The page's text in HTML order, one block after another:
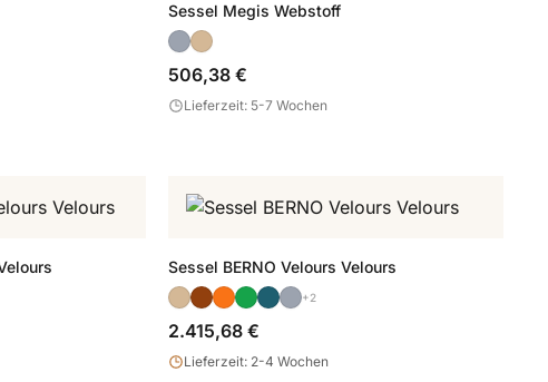
Sessel Megis Webstoff
506,38 €
Lieferzeit: 5-7 Wochen
Sessel BERNO Velours Velours
+2
2.415,68 €
Lieferzeit: 2-4 Wochen